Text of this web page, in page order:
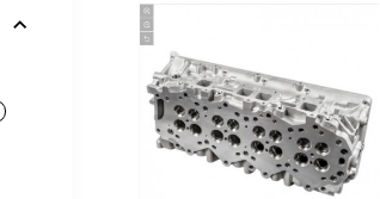
Grank
Genmot
Marka